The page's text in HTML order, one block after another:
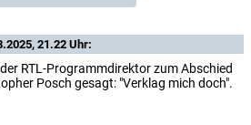
21.22 Uhr:
RTL-Programmdirektor zum Abschied
Posch gesagt: "Verklag mich doch".